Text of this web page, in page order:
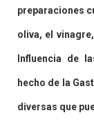
preparaciones
oliva, el
Influencia de
hecho de la
diversas que